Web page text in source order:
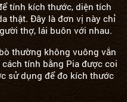
tính kích thước, diện tích
thật. Đây là đơn vị này chỉ
thợ, lái buôn với nhau.
thường không vuông vắn
tính bằng Pia được coi
sử dụng để đo kích thước